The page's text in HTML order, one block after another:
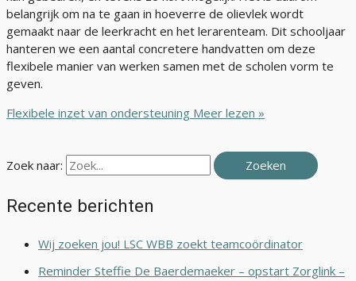
belangrijk om na te gaan in hoeverre de olievlek wordt
gemaakt naar de leerkracht en het lerarenteam. Dit schooljaar
hanteren we een aantal concretere handvatten om deze
flexibele manier van werken samen met de scholen vorm te
geven.
Flexibele inzet van ondersteuning Meer lezen »
Zoek naar:
Recente berichten
Wij zoeken jou! LSC WBB zoekt teamcoördinator
Reminder Steffie De Baerdemaeker – opstart Zorglink –